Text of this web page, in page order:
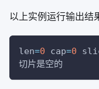
以上实例运行输出结
len=0 cap=0
切片是空的